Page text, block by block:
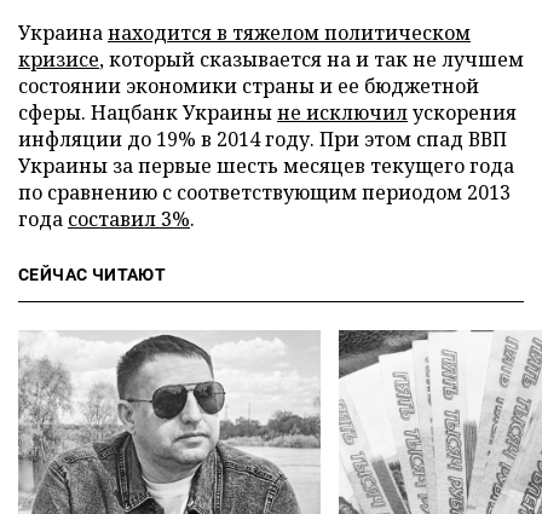
Украинанаходится в тяжелом политическом
кризисе, который сказывается на и так не лучшем
состоянии экономики страны и ее бюджетной
сферы. Нацбанк Украиныне исключилускорения
инфляции до 19% в 2014 году. При этом спад ВВП
Украины за первые шесть месяцев текущего года
по сравнению с соответствующим периодом 2013
года составил 3%.
СЕЙЧАС ЧИТАЮТ